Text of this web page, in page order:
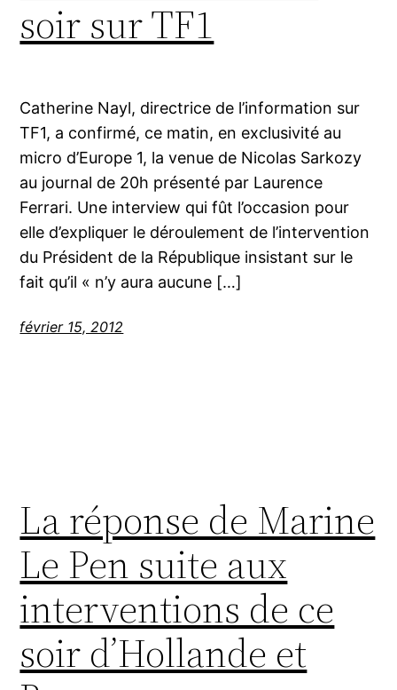
soir sur TF1
Catherine Nayl, directrice de l’information sur
TF1, a confirmé, ce matin, en exclusivité au
micro d’Europe 1, la venue de Nicolas Sarkozy
au journal de 20h présenté par Laurence
Ferrari. Une interview qui fût l’occasion pour
elle d’expliquer le déroulement de l’intervention
du Président de la République insistant sur le
fait qu’il « n’y aura aucune […]
février 15, 2012
La réponse de Marine
Le Pen suite aux
interventions de ce
soir d’Hollande et